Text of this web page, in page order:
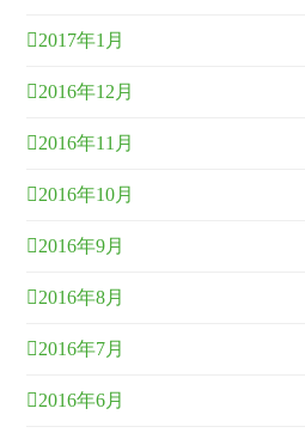
2017年1月
2016年12月
2016年11月
2016年10月
2016年9月
2016年8月
2016年7月
2016年6月